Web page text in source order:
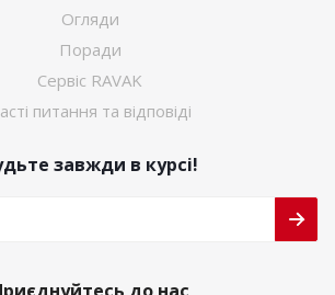
Огляди
Поради
Сервіс RAVAK
питання та відповіді
завжди в курсі!